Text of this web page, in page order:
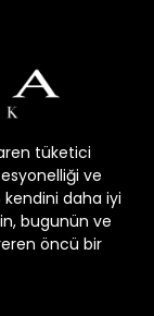
tüketici
ve
daha iyi
bugunün ve
öncü bir